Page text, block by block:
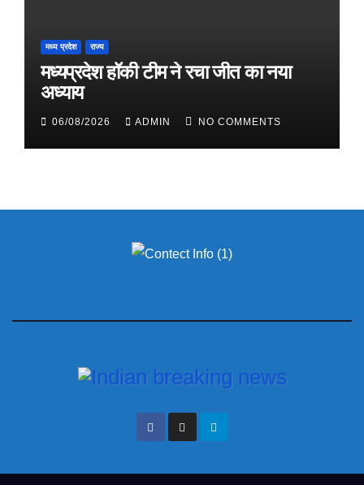
मध्य प्रदेश राज्य
मध्यप्रदेश हॉकी टीम ने रचा जीत का नया
अध्याय
06/08/2026 ADMIN NO COMMENTS